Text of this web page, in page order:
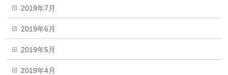
2019年7月
2019年6月
2019年5月
2019年4月